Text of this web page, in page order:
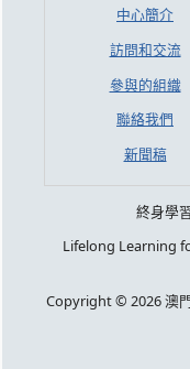
中心簡介
訪問和交流
參與的組織
聯絡我們
新聞稿
終身學
Lifelong Learning
Copyright © 2026 澳